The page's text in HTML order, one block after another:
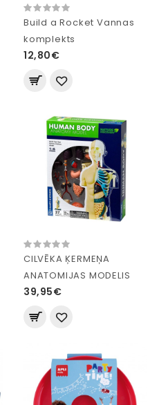
Build a Rocket Vannas
komplekts
12,80€
CILVĒKA ĶERMEŅA
ANATOMIJAS MODELIS
39,95€